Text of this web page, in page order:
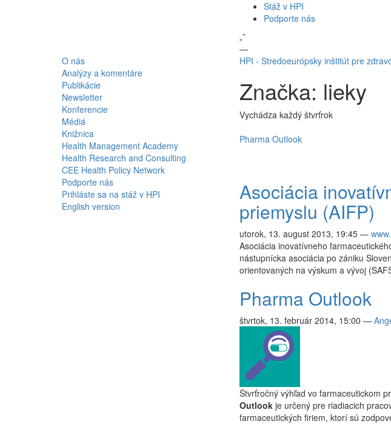
Stáž v HPI
Podporte nás
„”
—
O nás
Analýzy a komentáre
Publikácie
Newsletter
Konferencie
Médiá
Knižnica
Health Management Academy
Health Research and Consulting
CEE Health Policy Network
Podporte nás
Prihláste sa na stáž v HPI
English version
HPI - Stredoeurópsky inštitút pre
Značka: lieky
Vychádza každý štvrťrok
Pharma Outlook
Asociácia
priemyslu (AIFP)
utorok, 13. august 2013, 19:45 —
Asociácia inovatívneho
nástupnícka asociácia po zániku
orientovaných na výskum a vývoj
Pharma Outlook
štvrtok, 13. február 2014, 15:00 —
Štvrťročný výhľad vo farmaceutickom
Outlookje určený pre riadiacich
farmaceutických firiem, ktorí sú